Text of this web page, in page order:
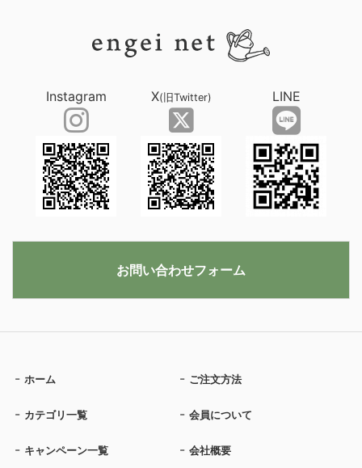
ホーム ご注文方法
カテゴリ一覧 会員について
キャンペーン一覧 会社概要
Instagram X(旧Twitter) LINE
お問い合わせフォーム